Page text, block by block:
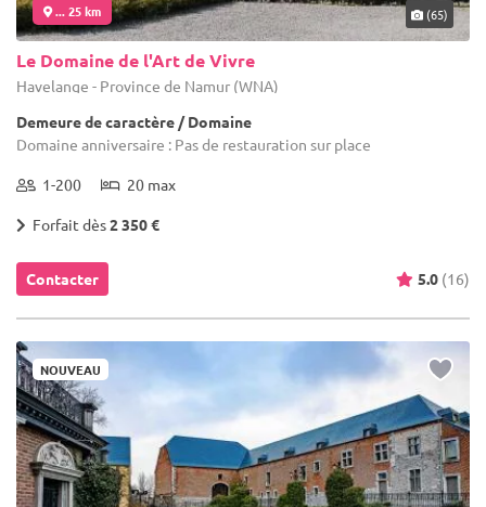
... 25 km (65)
Le Domaine de l'Art de Vivre
Havelange - Province de Namur (WNA)
Demeure de caractère / Domaine
Domaine anniversaire : Pas de restauration sur place
1-200 20 max
Forfait dès2 350 €
Contacter 5.0 (16)
NOUVEAU